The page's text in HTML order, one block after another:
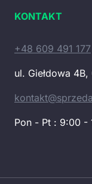
KONTAKT
+48 609 491 177
ul. Giełdowa 4B,
Pon - Pt : 9:00 -